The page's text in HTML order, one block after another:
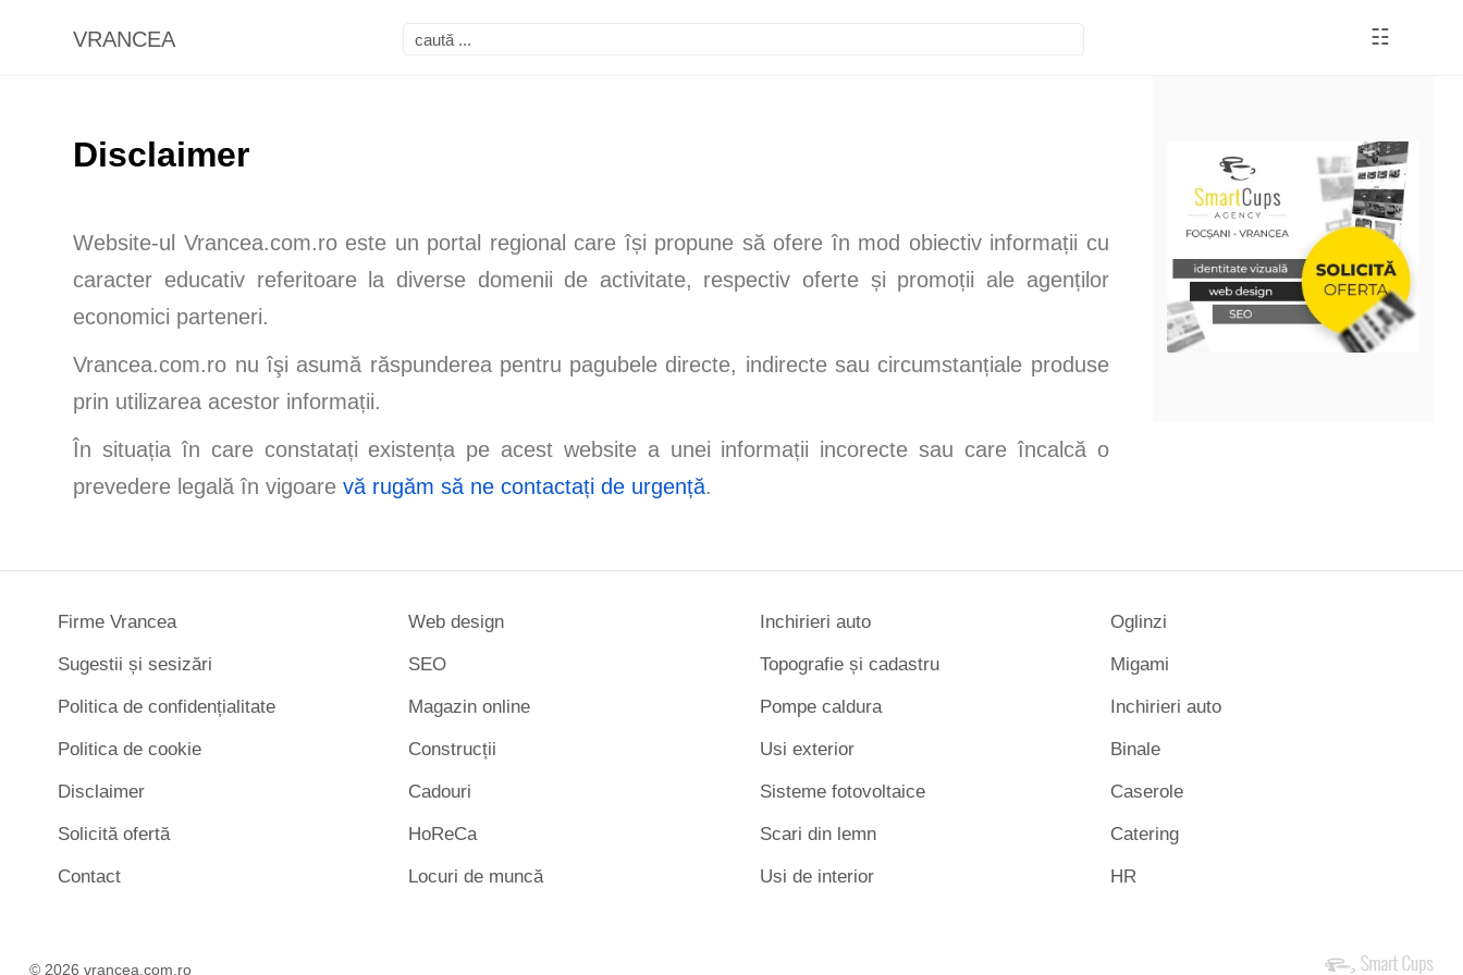
VRANCEA ☷
Disclaimer
Website-ul Vrancea.com.ro este un portal regional care își propune să ofere în mod obiectiv informații cu
caracter educativ referitoare la diverse domenii de activitate, respectiv oferte și promoții ale agenților
economici parteneri.
Vrancea.com.ro nu îşi asumă răspunderea pentru pagubele directe, indirecte sau circumstanțiale produse
prin utilizarea acestor informații.
În situația în care constatați existența pe acest website a unei informații incorecte sau care încalcă o
prevedere legală în vigoarevă rugăm să ne contactați de urgență.
Firme Vrancea
Sugestii și sesizări
Politica de confidențialitate
Politica de cookie
Disclaimer
Solicită ofertă
Contact
Web design
SEO
Magazin online
Construcții
Cadouri
HoReCa
Locuri de muncă
Inchirieri auto
Topografie și cadastru
Pompe caldura
Usi exterior
Sisteme fotovoltaice
Scari din lemn
Usi de interior
Oglinzi
Migami
Inchirieri auto
Binale
Caserole
Catering
HR
© 2026 vrancea.com.ro